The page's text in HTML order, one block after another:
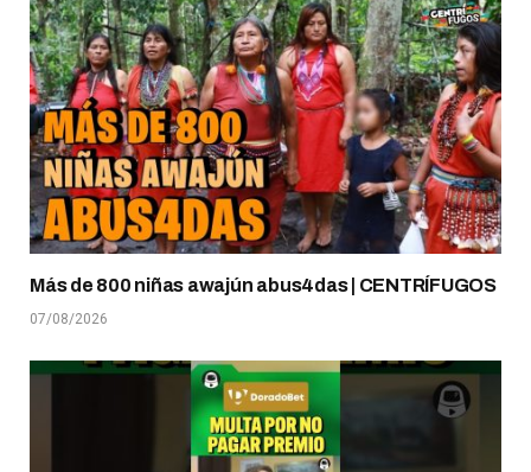
Más de 800 niñas awajún abus4das | CENTRÍFUGOS
07/08/2026